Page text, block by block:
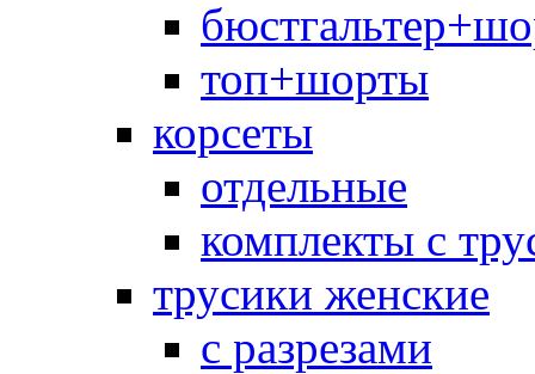
топ+шорты
корсеты
отдельные
комплекты с
трусики женские
с разрезами